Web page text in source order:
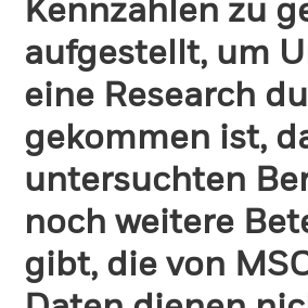
Kennzahlen zu
aufgestellt, um
eine Research
gekommen ist,
untersuchten
noch weitere
gibt, die von